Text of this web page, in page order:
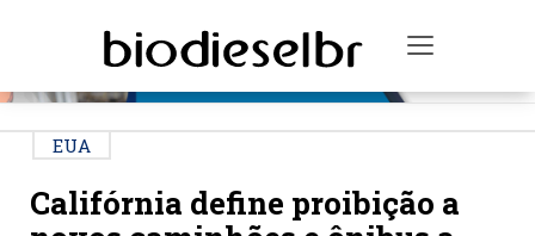
Toggle
EUA
Califórnia define proibição a